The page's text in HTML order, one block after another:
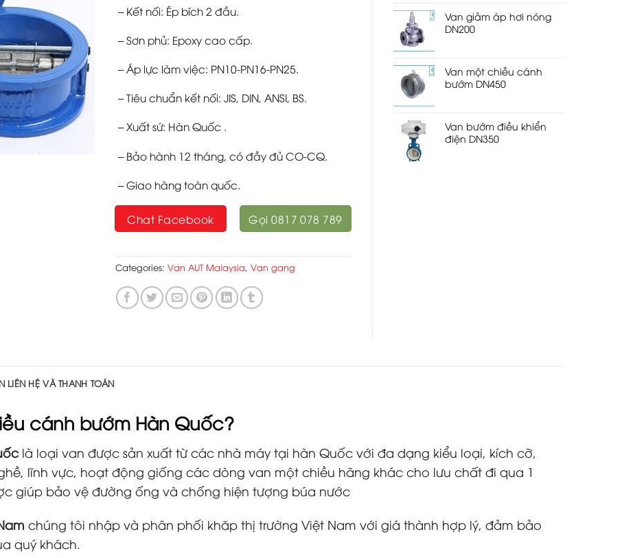
– Kết nối: Ép bích 2 đầu.
– Sơn phủ: Epoxy cao cấp.
– Áp lực làm việc: PN10-PN16-PN25.
– Tiêu chuẩn kết nối: JIS, DIN, ANSI, BS.
– Xuất sứ: Hàn Quốc .
– Bảo hành 12 tháng, có đầy đủ CO-CQ.
– Giao hàng toàn quốc.
Chat Facebook Gọi 0817 078 789
Categories: Van AUT Malaysia, Van gang
Van giảm áp hơi nóng
DN200
Van một chiều cánh
bướm DN450
Van bướm điều khiển
điện DN350
LIÊN HỆ VÀ THANH TOÁN
cánh bướm Hàn Quốc?
là loại van được sản xuất từ các nhà máy tại hàn Quốc với đa dạng kiểu loại, kích cỡ,
lĩnh vực, hoạt động giống các dòng van một chiều hãng khác cho lưu chất đi qua 1
giúp bảo vệ đường ống và chống hiện tượng búa nước
chúng tôi nhập và phân phối khăp thị trường Việt Nam với giá thành hợp lý, đảm bảo
quý khách.